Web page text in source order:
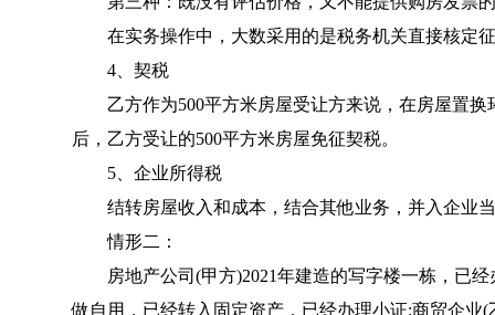
在实务操作中，大数采用的是税务机关直接核定
4、契税
乙方作为500平方米房屋受让方来说，在房屋置换
后，乙方受让的500平方米房屋免征契税。
5、企业所得税
结转房屋收入和成本，结合其他业务，并入企业
情形二：
房地产公司(甲方)2021年建造的写字楼一栋，已经
做自用，已经转入固定资产，已经办理小证;商贸企业